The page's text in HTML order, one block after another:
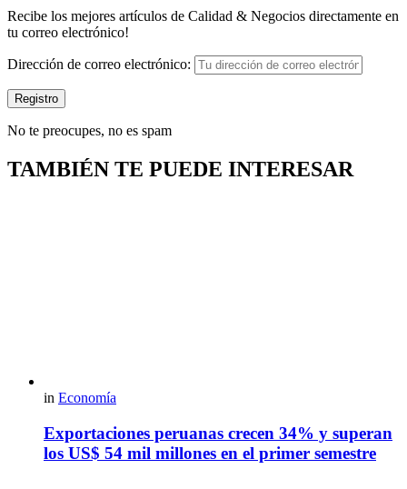
Recibe los mejores artículos de Calidad & Negocios directamente en
tu correo electrónico!
Dirección de correo electrónico:
No te preocupes, no es spam
TAMBIÉN TE PUEDE INTERESAR
in Economía
Exportaciones peruanas crecen 34% y superan
los US$ 54 mil millones en el primer semestre